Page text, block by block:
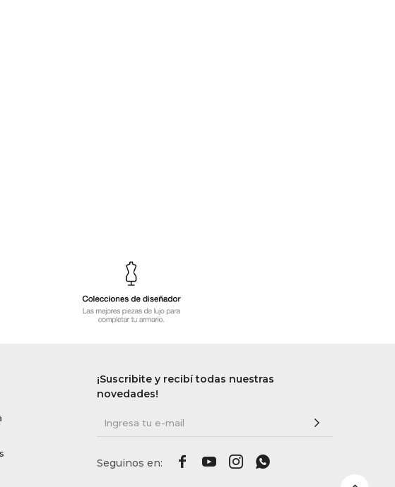
¡Suscribite y recibí todas nuestras
novedades!
   